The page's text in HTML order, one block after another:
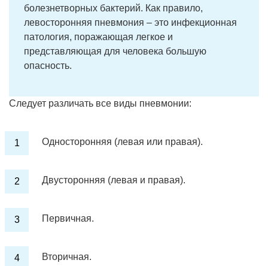
болезнетворных бактерий. Как правило,
левосторонняя пневмония – это инфекционная
патология, поражающая легкое и
представляющая для человека большую
опасность.
Следует различать все виды пневмонии:
Односторонняя (левая или правая).
Двусторонняя (левая и правая).
Первичная.
Вторичная.